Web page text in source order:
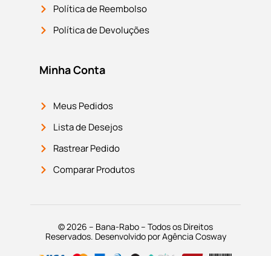
Política de Reembolso
Política de Devoluções
Minha Conta
Meus Pedidos
Lista de Desejos
Rastrear Pedido
Comparar Produtos
© 2026 – Bana-Rabo – Todos os Direitos
Reservados. Desenvolvido por Agência Cosway